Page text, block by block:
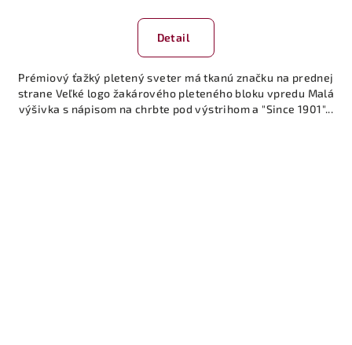
Detail
Prémiový ťažký pletený sveter má tkanú značku na prednej
strane Veľké logo žakárového pleteného bloku vpredu Malá
výšivka s nápisom na chrbte pod výstrihom a "Since 1901"...